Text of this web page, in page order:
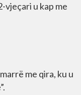
vjeçari u kap me
me qira, ku u